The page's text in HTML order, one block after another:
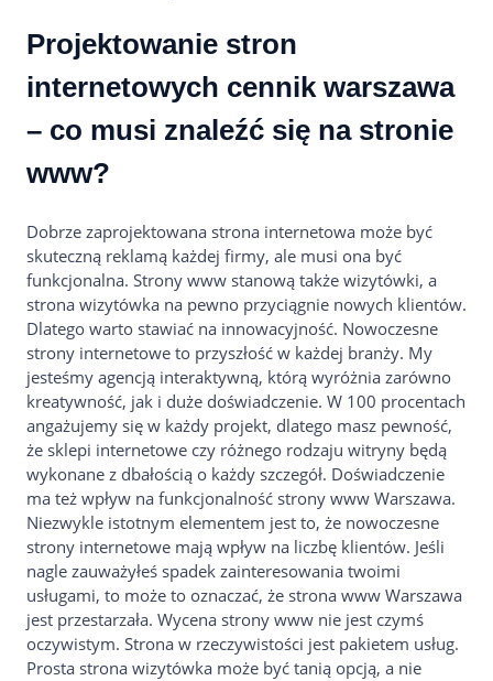
Projektowanie stron
internetowych cennik warszawa
– co musi znaleźć się na stronie
www?
Dobrze zaprojektowana strona internetowa może być
skuteczną reklamą każdej firmy, ale musi ona być
funkcjonalna. Strony www stanową także wizytówki, a
strona wizytówka na pewno przyciągnie nowych klientów.
Dlatego warto stawiać na innowacyjność. Nowoczesne
strony internetowe to przyszłość w każdej branży. My
jesteśmy agencją interaktywną, którą wyróżnia zarówno
kreatywność, jak i duże doświadczenie. W 100 procentach
angażujemy się w każdy projekt, dlatego masz pewność,
że sklepi internetowe czy różnego rodzaju witryny będą
wykonane z dbałością o każdy szczegół. Doświadczenie
ma też wpływ na funkcjonalność strony www Warszawa.
Niezwykle istotnym elementem jest to, że nowoczesne
strony internetowe mają wpływ na liczbę klientów. Jeśli
nagle zauważyłeś spadek zainteresowania twoimi
usługami, to może to oznaczać, że strona www Warszawa
jest przestarzała. Wycena strony www nie jest czymś
oczywistym. Strona w rzeczywistości jest pakietem usług.
Prosta strona wizytówka może być tanią opcją, a nie